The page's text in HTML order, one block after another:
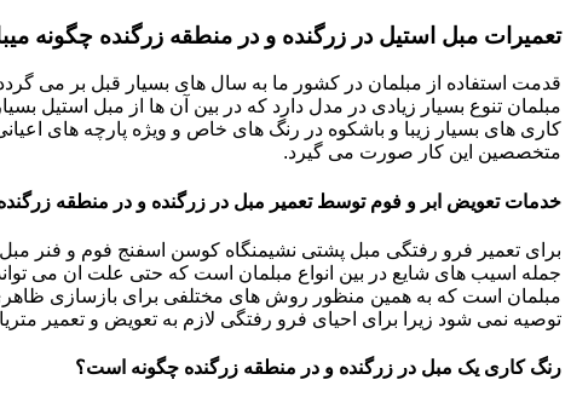
تعمیرات مبل استیل در زرگنده و در منطقه زرگنده چگونه
قدمت استفاده از مبلمان در کشور ما به سال های بسیار قبل بر می
مبلمان تنوع بسیار زیادی در مدل دارد که در بین آن ها از مبل استیل
کاری های بسیار زیبا و باشکوه در رنگ های خاص و ویژه پارچه های
متخصصین این کار صورت می گیرد.
خدمات تعویض ابر و فوم توسط تعمیر مبل در زرگنده و در منطقه
برای تعمیر فرو رفتگی مبل پشتی نشیمنگاه کوسن اسفنج فوم و فنر
جمله اسیب های شایع در بین انواع مبلمان است که حتی علت ان می
مبلمان است که به همین منظور روش های مختلفی برای بازسازی
توصیه نمی شود زیرا برای احیای فرو رفتگی لازم به تعویض و تعمیر
رنگ کاری یک مبل در زرگنده و در منطقه زرگنده چگونه است؟